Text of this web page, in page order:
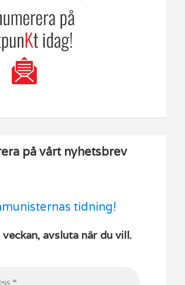
på vårt nyhetsbrev
tidning!
veckan, avsluta när du vill.